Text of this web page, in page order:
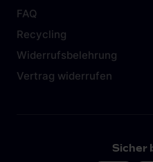
FAQ
Recycling
Widerrufsbelehrung
Vertrag widerrufen
Sicher